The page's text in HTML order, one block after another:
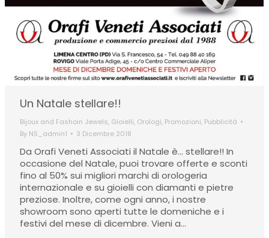
Un Natale stellare!!
Bijoux and Fashoin Jewels, Gioielli, Orologi, Promozioni, Pubblicità
By NS_admin1 3 Dicembre 2018
Da Orafi Veneti Associati il Natale è… stellare!! In
occasione del Natale, puoi trovare offerte e sconti
fino al 50% sui migliori marchi di orologeria
internazionale e su gioielli con diamanti e pietre
preziose. Inoltre, come ogni anno, i nostre
showroom sono aperti tutte le domeniche e i
festivi del mese di dicembre. Vieni a…